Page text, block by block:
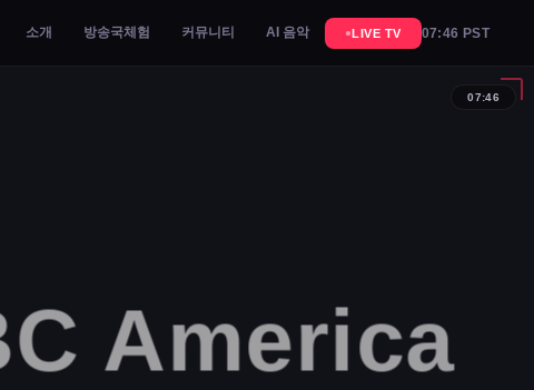
소개 방송국체험 커뮤니티 AI 음악 LIVE TV 07:46 PST
America
07:46